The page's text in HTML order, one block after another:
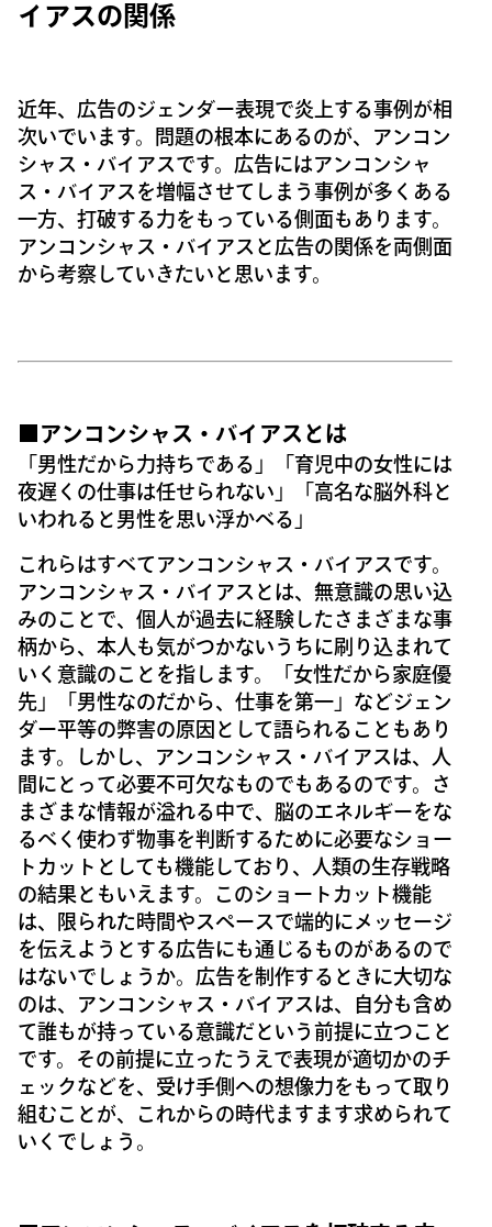
イアスの関係
近年、広告のジェンダー表現で炎上する事例が相
次いでいます。問題の根本にあるのが、アンコン
シャス・バイアスです。広告にはアンコンシャ
ス・バイアスを増幅させてしまう事例が多くある
一方、打破する力をもっている側面もあります。
アンコンシャス・バイアスと広告の関係を両側面
から考察していきたいと思います。
アンコンシャス・バイアスとは
「男性だから力持ちである」「育児中の女性には
夜遅くの仕事は任せられない」「高名な脳外科と
いわれると男性を思い浮かべる」
これらはすべてアンコンシャス・バイアスです。
アンコンシャス・バイアスとは、無意識の思い込
みのことで、個人が過去に経験したさまざまな事
柄から、本人も気がつかないうちに刷り込まれて
いく意識のことを指します。「女性だから家庭優
先」「男性なのだから、仕事を第一」などジェン
ダー平等の弊害の原因として語られることもあり
ます。しかし、アンコンシャス・バイアスは、人
間にとって必要不可欠なものでもあるのです。さ
まざまな情報が溢れる中で、脳のエネルギーをな
るべく使わず物事を判断するために必要なショー
トカットとしても機能しており、人類の生存戦略
の結果ともいえます。このショートカット機能
は、限られた時間やスペースで端的にメッセージ
を伝えようとする広告にも通じるものがあるので
はないでしょうか。広告を制作するときに大切な
のは、アンコンシャス・バイアスは、自分も含め
て誰もが持っている意識だという前提に立つこと
です。その前提に立ったうえで表現が適切かのチ
ェックなどを、受け手側への想像力をもって取り
組むことが、これからの時代ますます求められて
いくでしょう。